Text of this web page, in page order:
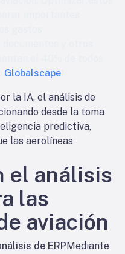
Globalscape
la IA, el análisis de
desde la toma
predictiva,
las aerolíneas
el análisis
las
aviación
de ERP Mediante